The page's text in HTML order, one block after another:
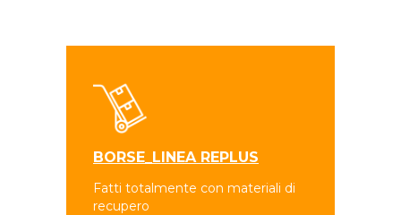
BORSE_LINEA REPLUS
Fatti totalmente con materiali di
recupero